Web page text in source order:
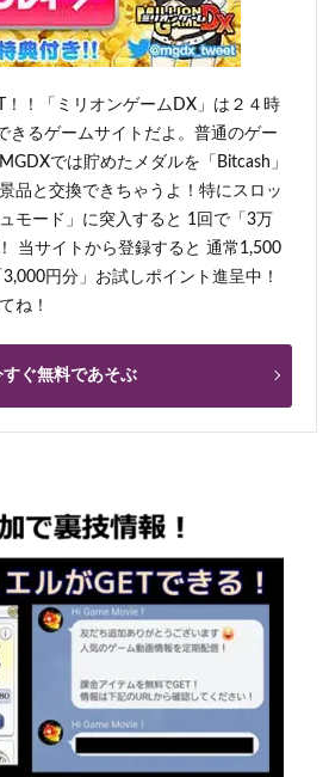
！！「ミリオンゲームDX」は２４時
きるゲームサイトだよ。普通のゲー
では貯めたメダルを「Bitcash」
品と交換できちゃうよ！特にスロッ
モード」に突入すると 1回で「3万
当サイトから登録すると 通常1,500
円分」お試しポイント進呈中！
ね！
すぐ無料であそぶ